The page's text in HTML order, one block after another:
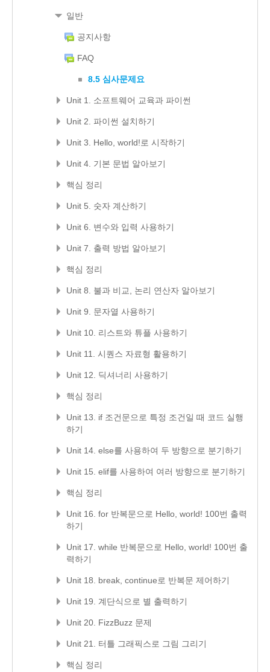
일반
공지사항
FAQ
8.5 심사문제요
Unit 1. 소프트웨어 교육과 파이썬
Unit 2. 파이썬 설치하기
Unit 3. Hello, world!로 시작하기
Unit 4. 기본 문법 알아보기
핵심 정리
Unit 5. 숫자 계산하기
Unit 6. 변수와 입력 사용하기
Unit 7. 출력 방법 알아보기
핵심 정리
Unit 8. 불과 비교, 논리 연산자 알아보기
Unit 9. 문자열 사용하기
Unit 10. 리스트와 튜플 사용하기
Unit 11. 시퀀스 자료형 활용하기
Unit 12. 딕셔너리 사용하기
핵심 정리
Unit 13. if 조건문으로 특정 조건일 때 코드 실행
하기
Unit 14. else를 사용하여 두 방향으로 분기하기
Unit 15. elif를 사용하여 여러 방향으로 분기하기
핵심 정리
Unit 16. for 반복문으로 Hello, world! 100번 출력
하기
Unit 17. while 반복문으로 Hello, world! 100번 출
력하기
Unit 18. break, continue로 반복문 제어하기
Unit 19. 계단식으로 별 출력하기
Unit 20. FizzBuzz 문제
Unit 21. 터틀 그래픽스로 그림 그리기
핵심 정리